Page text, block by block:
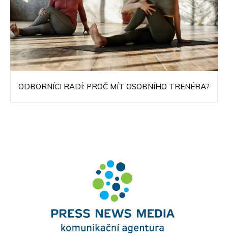
ODBORNÍCI RADÍ: PROČ MÍT OSOBNÍHO TRENÉRA?